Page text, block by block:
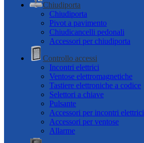
Chiudiporta
Chiudiporta
Pivot a pavimento
Chiudicancelli pedonali
Accessori per chiudiporta
Controllo accessi
Incontri elettrici
Ventose elettromagnetiche
Tastiere elettroniche a codice
Selettori a chiave
Pulsante
Accessori per incontri elettrici
Accessori per ventose
Allarme